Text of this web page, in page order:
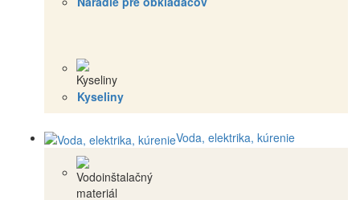
Kyseliny
Voda, elektrika, kúrenie